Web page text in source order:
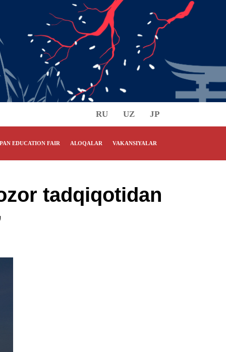
RU UZ JP
EDUCATION FAIR ALOQALAR VAKANSIYALAR
tadqiqotidan